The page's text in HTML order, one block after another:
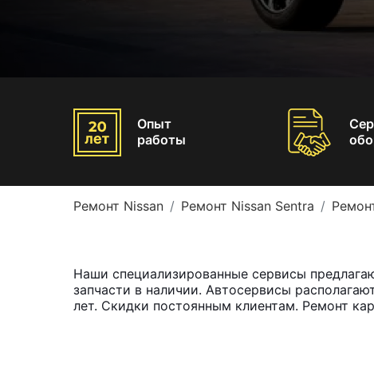
Опыт
работы
Ремонт Nissan Ремонт Nissan Sentra
Наши специализированные сервисы
запчасти в наличии. Автосервисы
лет. Скидки постоянным клиентам. Ремонт